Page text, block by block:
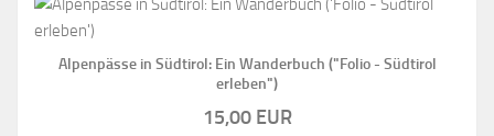
Alpenpässe in Südtirol: Ein Wanderbuch ("Folio - Südtirol
erleben")
15,00 EUR